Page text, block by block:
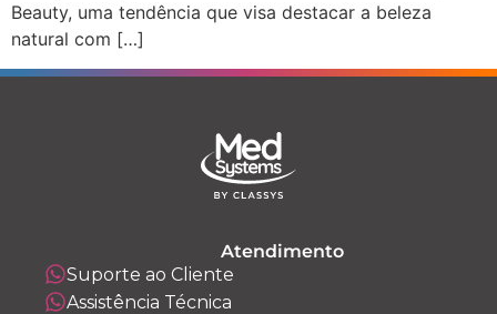
Beauty, uma tendência que visa destacar a beleza
natural com […]
Atendimento
Suporte ao Cliente
Assistência Técnica